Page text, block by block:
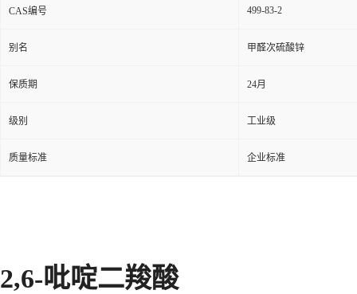
CAS编号 499-83-2
别名 甲醛次硫酸锌
保质期 24月
级别 工业级
质量标准 企业标准
2,6-吡啶二羧酸